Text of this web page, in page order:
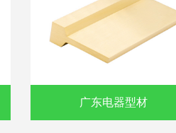
广东电器型材